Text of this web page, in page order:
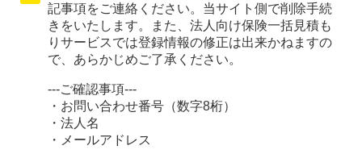
記事項をご連絡ください。当サイト側で削除手続
きをいたします。また、法人向け保険一括見積も
りサービスでは登録情報の修正は出来かねますの
で、あらかじめご了承ください。
---ご確認事項---
・お問い合わせ番号（数字8桁）
・法人名
・メールアドレス